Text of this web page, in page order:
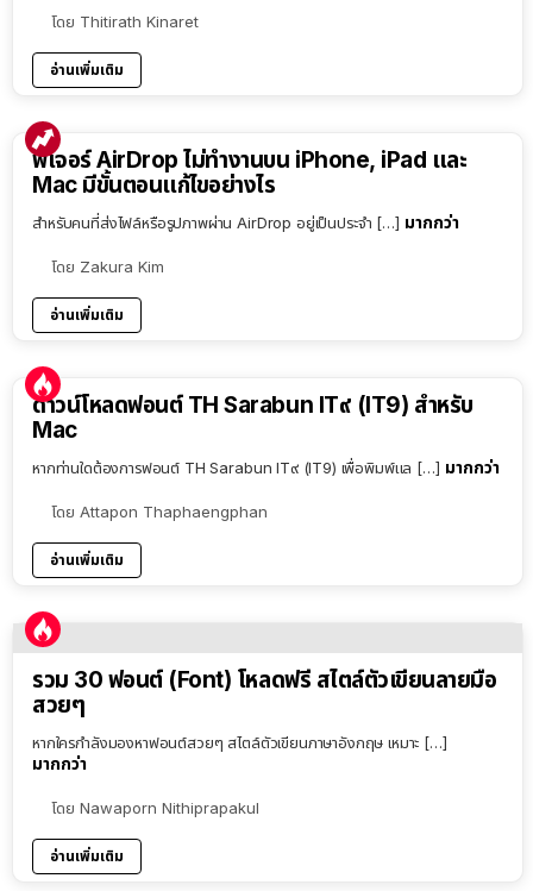
โดย Thitirath Kinaret
อ่านเพิ่มเติม
ฟีเจอร์ AirDrop ไม่ทำงานบน iPhone, iPad และ
Mac มีขั้นตอนแก้ไขอย่างไร
สำหรับคนที่ส่งไฟล์หรือรูปภาพผ่าน AirDrop อยู่เป็นประจำ […] มากกว่า
โดย Zakura Kim
อ่านเพิ่มเติม
ดาวน์โหลดฟอนต์ TH Sarabun IT๙ (IT9) สำหรับ
Mac
หากท่านใดต้องการฟอนต์ TH Sarabun IT๙ (IT9) เพื่อพิมพ์แล […] มากกว่า
โดย Attapon Thaphaengphan
อ่านเพิ่มเติม
รวม 30 ฟอนต์ (Font) โหลดฟรี สไตล์ตัวเขียนลายมือ
สวยๆ
หากใครกำลังมองหาฟอนต์สวยๆ สไตล์ตัวเขียนภาษาอังกฤษ เหมาะ […]
มากกว่า
โดย Nawaporn Nithiprapakul
อ่านเพิ่มเติม